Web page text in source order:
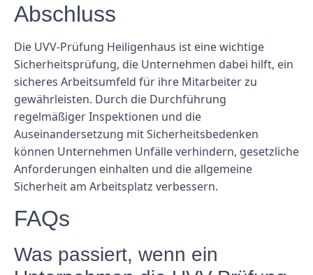
Abschluss
Die UVV-Prüfung Heiligenhaus ist eine wichtige
Sicherheitsprüfung, die Unternehmen dabei hilft, ein
sicheres Arbeitsumfeld für ihre Mitarbeiter zu
gewährleisten. Durch die Durchführung
regelmäßiger Inspektionen und die
Auseinandersetzung mit Sicherheitsbedenken
können Unternehmen Unfälle verhindern, gesetzliche
Anforderungen einhalten und die allgemeine
Sicherheit am Arbeitsplatz verbessern.
FAQs
Was passiert, wenn ein